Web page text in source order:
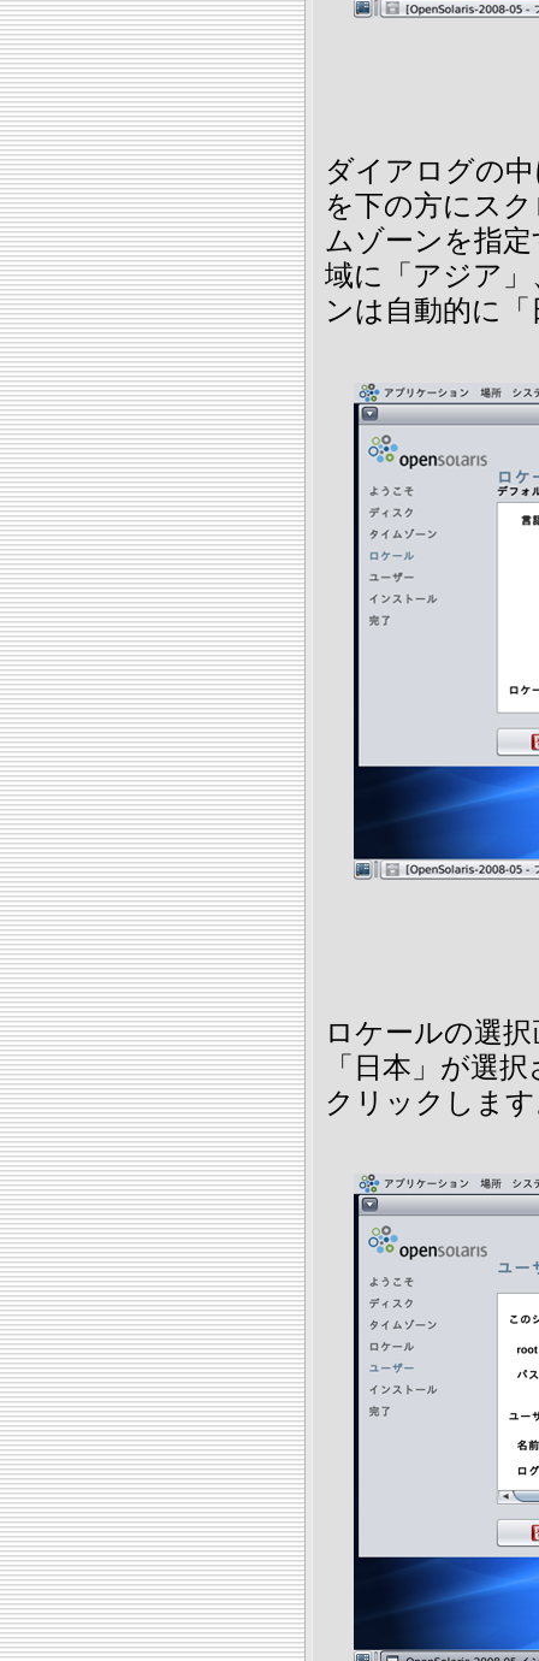
ダイアログの
を下の方にス
ムゾーンを指
域に「アジア
ンは自動的に
ロケールの選
「日本」が選
クリックしま